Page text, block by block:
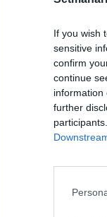
If you wish
sensitive
confirm
continue
information
further